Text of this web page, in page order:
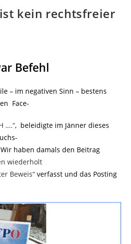
kein rechtsfreier
Befehl
– im negativen Sinn – bestens
Face-
….“, beleidigte im Jänner dieses
haben damals den Beitrag
wiederholt
Beweis“ verfasst und das Posting